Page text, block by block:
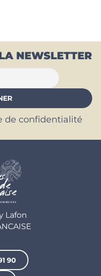
NEWSLETTER
de confidentialité
Lafon
90